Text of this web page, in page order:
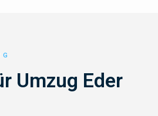
Umzug Eder